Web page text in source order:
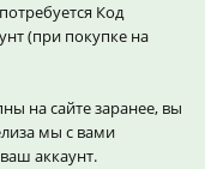
Код
(при покупке на
на сайте заранее, вы
мы с вами
аккаунт.